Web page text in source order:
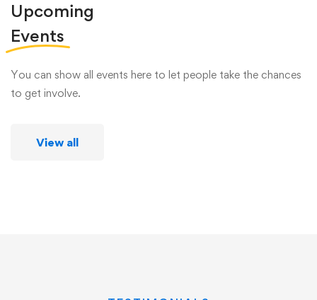
Upcoming
Events
You can show all events here to let people take the chances
to get involve.
View all